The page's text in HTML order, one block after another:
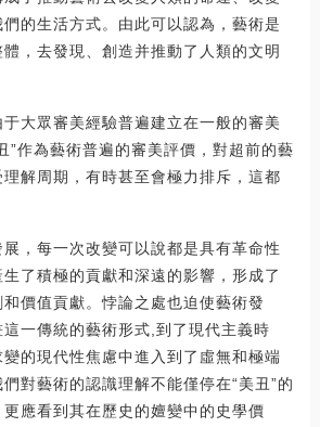
的生活方式。由此可以認為，藝術是
，去發現、創造并推動了人類的文明
大眾審美經驗普遍建立在一般的審美
”作為藝術普遍的審美評價，對超前的藝
解周期，有時甚至會極力排斥，這都
，每一次改變可以說都是具有革命性
了積極的貢獻和深遠的影響，形成了
價值貢獻。悖論之處也迫使藝術發
一傳統的藝術形式,到了現代主義時
的現代性焦慮中進入到了虛無和極端
對藝術的認識理解不能僅停在“美丑”的
應看到其在歷史的嬗變中的史學價